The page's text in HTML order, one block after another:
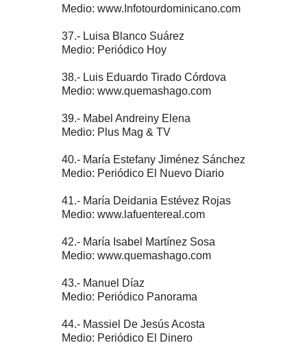
Medio: www.Infotourdominicano.com
37.- Luisa Blanco Suárez
Medio: Periódico Hoy
38.- Luis Eduardo Tirado Córdova
Medio: www.quemashago.com
39.- Mabel Andreiny Elena
Medio: Plus Mag & TV
40.- María Estefany Jiménez Sánchez
Medio: Periódico El Nuevo Diario
41.- María Deidania Estévez Rojas
Medio: www.lafuentereal.com
42.- María Isabel Martínez Sosa
Medio: www.quemashago.com
43.- Manuel Díaz
Medio: Periódico Panorama
44.- Massiel De Jesús Acosta
Medio: Periódico El Dinero